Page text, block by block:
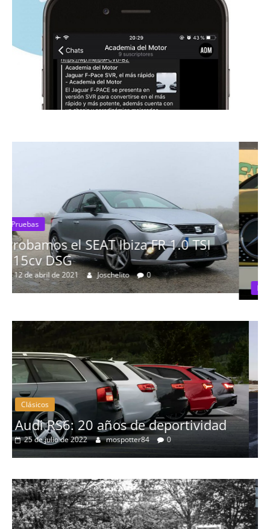
Pruebas
19 de abril de 2020 Joschelito 0
Clásicos
28 de junio de 2022 mospotter84 0